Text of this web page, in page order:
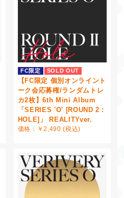
FC限定 SOLD OUT
【FC限定 個別オンライント
ーク会応募権/ランダムトレ
カ2枚】6th Mini Album
「SERIES 'O' [ROUND 2 :
HOLE]」 REALITYver.
価格：￥2,490 (税込)